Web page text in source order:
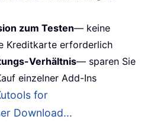
zum Testen— keine
Kreditkarte erforderlich
Verhältnis— sparen Sie
einzelner Add-Ins
for
Download...